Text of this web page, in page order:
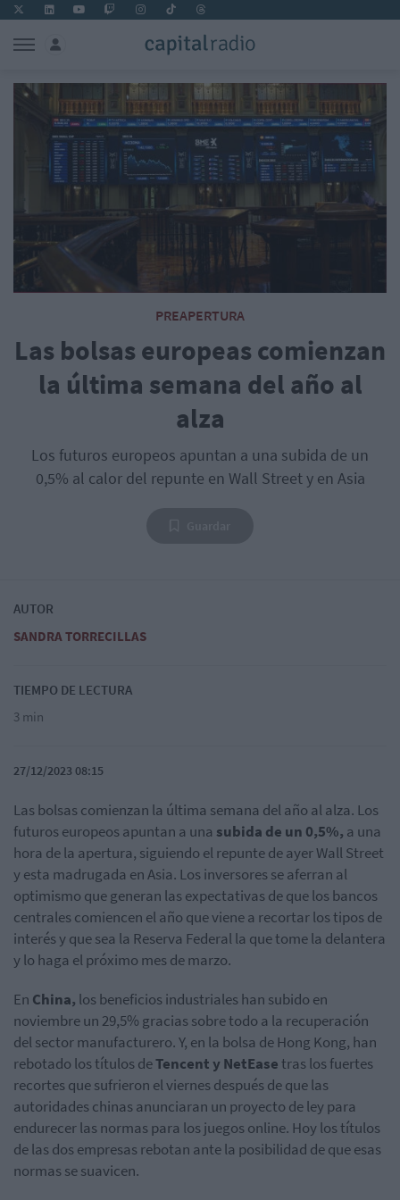
PREAPERTURA
Las bolsas europeas comienzan
la última semana del año al
alza
Los futuros europeos apuntan a una subida de un
0,5% al calor del repunte en Wall Street y en Asia
AUTOR
SANDRA TORRECILLAS
TIEMPO DE LECTURA
3 min
27/12/2023 08:15
Las bolsas comienzan la última semana del año al alza. Los
futuros europeos apuntan a una subida de un 0,5%, a una
hora de la apertura, siguiendo el repunte de ayer Wall Street
y esta madrugada en Asia. Los inversores se aferran al
optimismo que generan las expectativas de que los bancos
centrales comiencen el año que viene a recortar los tipos de
interés y que sea la Reserva Federal la que tome la delantera
y lo haga el próximo mes de marzo.
En China, los beneficios industriales han subido en
noviembre un 29,5% gracias sobre todo a la recuperación
del sector manufacturero. Y, en la bolsa de Hong Kong, han
rebotado los títulos deTencent y NetEasetras losfuertes
recortes que sufrieron el viernes después de que las
autoridades chinas anunciaran un proyecto de ley para
endurecer las normas para los juegos online. Hoy los títulos
de las dos empresas rebotan ante la posibilidad de que esas
normas se suavicen.